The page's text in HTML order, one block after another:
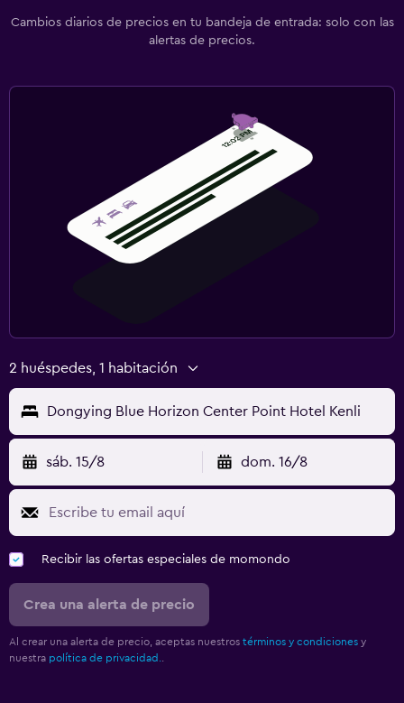
Cambios diarios de precios en tu bandeja de entrada: solo con las
alertas de precios.
2 huéspedes, 1 habitación
Dongying Blue Horizon Center Point Hotel Kenli
sáb. 15/8 dom. 16/8
Recibir las ofertas especiales de momondo
Crea una alerta de precio
Al crear una alerta de precio, aceptas nuestros términos y condiciones y
nuestra política de privacidad.